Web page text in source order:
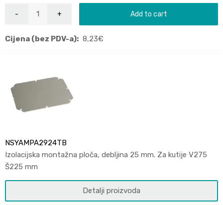
Add to cart
Cijena (bez PDV-a): 8,23€
NSYAMPA2924TB
Izolacijska montažna ploča, debljina 25 mm. Za kutije V275
Š225 mm
Detalji proizvoda